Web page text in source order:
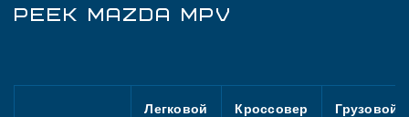
РЕЕК MAZDA MPV
Легковой Кроссовер Грузовой